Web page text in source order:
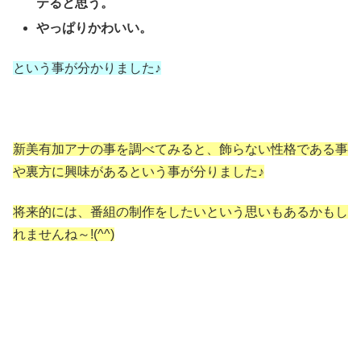
やっぱりかわいい。
という事が分かりました♪
新美有加アナの事を調べてみると、飾らない性格である事
や裏方に興味があるという事が分りました♪
将来的には、番組の制作をしたいという思いもあるかもし
れませんね～!(^^)